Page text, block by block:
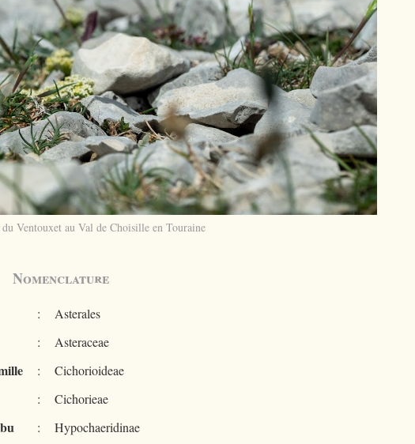
Ventouxet au Val de Choisille en Touraine
Nomenclature
:
Asterales
:
Asteraceae
:
Cichorioideae
:
Cichorieae
: Hypochaeridinae